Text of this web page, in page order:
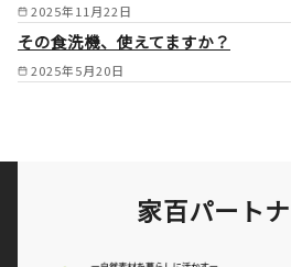
市/和泉大津市/
大和郡山市/天理
群郡 /
2025年11月22日
2025年5月20日
その食洗機、使えてますか？
家百パート